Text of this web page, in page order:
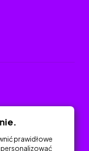
prawidłowe
personalizować